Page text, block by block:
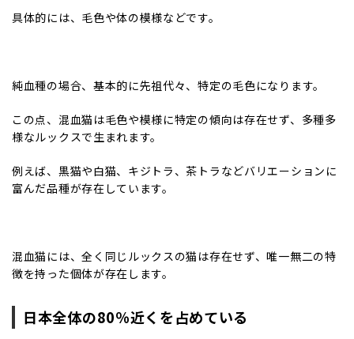
具体的には、毛色や体の模様などです。
純血種の場合、基本的に先祖代々、特定の毛色になります。
この点、混血猫は毛色や模様に特定の傾向は存在せず、多種多
様なルックスで生まれます。
例えば、黒猫や白猫、キジトラ、茶トラなどバリエーションに
富んだ品種が存在しています。
混血猫には、全く同じルックスの猫は存在せず、唯一無二の特
徴を持った個体が存在します。
日本全体の80％近くを占めている